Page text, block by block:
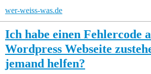
wer-weiss-was.de
Ich habe einen Fehlercode
Wordpress Webseite
jemand helfen?